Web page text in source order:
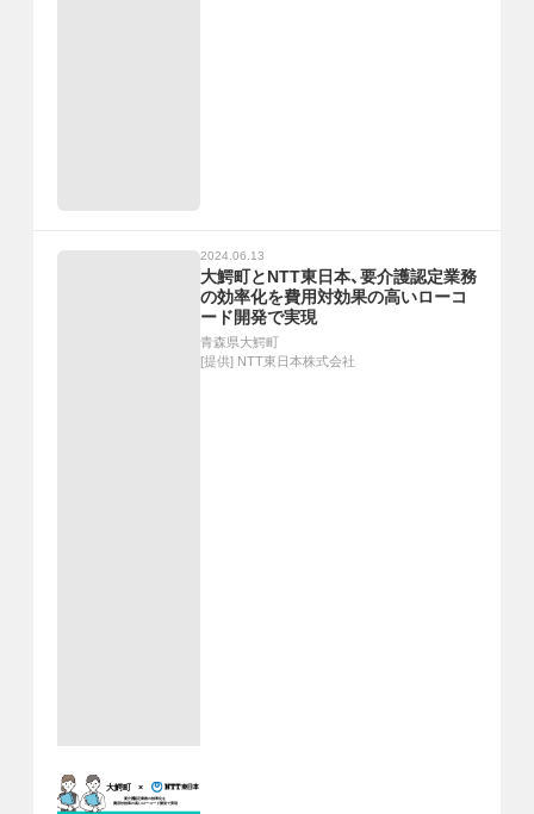
2024.06.13
大鰐町とNTT東日本、要介護認定業務
の効率化を費用対効果の高いローコ
ード開発で実現
青森県大鰐町
[提供] NTT東日本株式会社